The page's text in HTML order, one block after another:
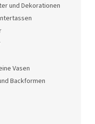
und Dekorationen
Vasen
Backformen